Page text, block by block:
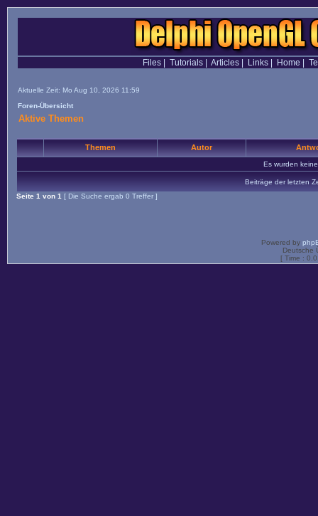
Files| Tutorials| Articles| Links| Home
Aktuelle Zeit: Mo Aug 10, 2026 11:59
Foren-Übersicht
Aktive Themen
Themen Autor
Es wurden
Beiträge der letzten
Seite 1 von 1 [ Die Suche ergab 0 Treffer ]
Powered by
Deutsche
[ Time :